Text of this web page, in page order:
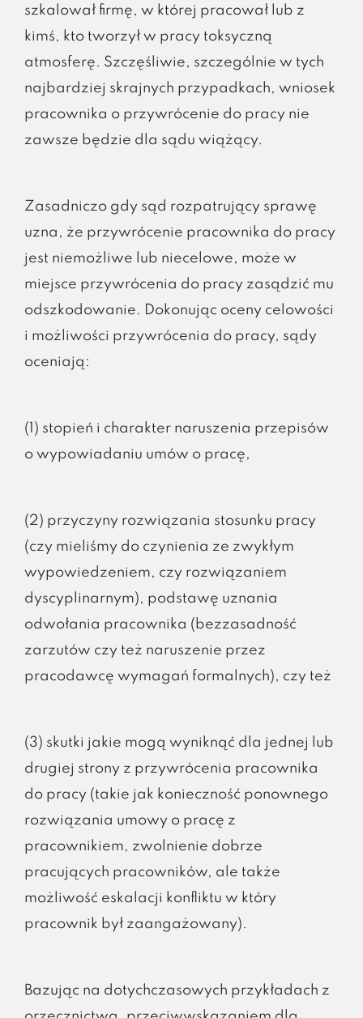
szkalował firmę, w której pracował lub z
kimś, kto tworzył w pracy toksyczną
atmosferę. Szczęśliwie, szczególnie w tych
najbardziej skrajnych przypadkach, wniosek
pracownika o przywrócenie do pracy nie
zawsze będzie dla sądu wiążący.
Zasadniczo gdy sąd rozpatrujący sprawę
uzna, że przywrócenie pracownika do pracy
jest niemożliwe lub niecelowe, może w
miejsce przywrócenia do pracy zasądzić mu
odszkodowanie. Dokonując oceny celowości
i możliwości przywrócenia do pracy, sądy
oceniają:
(1) stopień i charakter naruszenia przepisów
o wypowiadaniu umów o pracę,
(2) przyczyny rozwiązania stosunku pracy
(czy mieliśmy do czynienia ze zwykłym
wypowiedzeniem, czy rozwiązaniem
dyscyplinarnym), podstawę uznania
odwołania pracownika (bezzasadność
zarzutów czy też naruszenie przez
pracodawcę wymagań formalnych), czy też
(3) skutki jakie mogą wyniknąć dla jednej lub
drugiej strony z przywrócenia pracownika
do pracy (takie jak konieczność ponownego
rozwiązania umowy o pracę z
pracownikiem, zwolnienie dobrze
pracujących pracowników, ale także
możliwość eskalacji konfliktu w który
pracownik był zaangażowany).
Bazując na dotychczasowych przykładach z